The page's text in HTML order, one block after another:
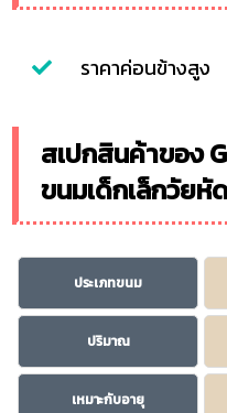
ราคาค่อนข้างสูง
สเปกสินค้าของ
ขนมเด็กเล็กวัยหั
ประเภทขนม
ปริมาณ
เหมาะกับอายุ